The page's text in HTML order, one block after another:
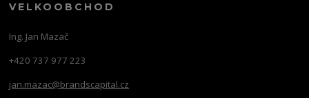
VELKOOBCHOD
Ing. Jan Mazač
+420 737 977 223
jan.mazac@brandscapital.cz